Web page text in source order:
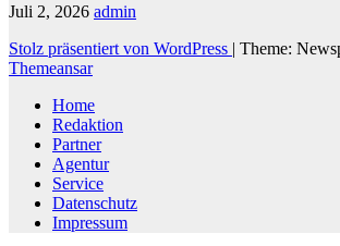
Juli 2, 2026 admin
Stolz präsentiert von WordPress | Theme:
Themeansar
Home
Redaktion
Partner
Agentur
Service
Datenschutz
Impressum